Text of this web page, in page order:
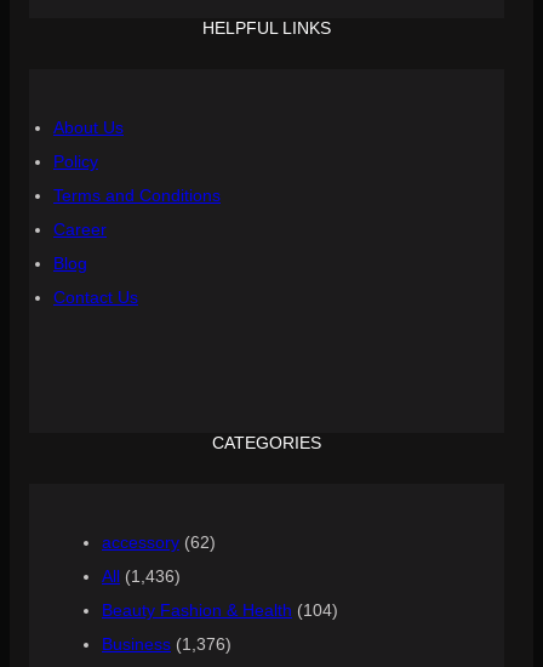
HELPFUL LINKS
About Us
Policy
Terms and Conditions
Career
Blog
Contact Us
CATEGORIES
accessory (62)
All (1,436)
Beauty Fashion & Health (104)
Business (1,376)